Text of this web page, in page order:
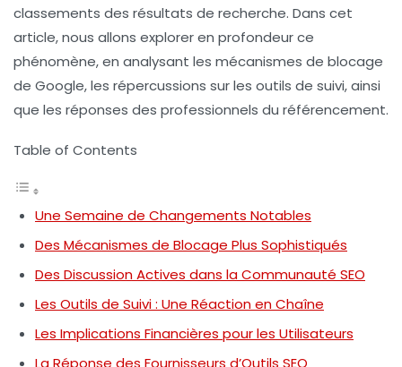
classements des résultats de recherche. Dans cet
article, nous allons explorer en profondeur ce
phénomène, en analysant les mécanismes de blocage
de Google, les répercussions sur les outils de suivi, ainsi
que les réponses des professionnels du référencement.
Table of Contents
Une Semaine de Changements Notables
Des Mécanismes de Blocage Plus Sophistiqués
Des Discussion Actives dans la Communauté SEO
Les Outils de Suivi : Une Réaction en Chaîne
Les Implications Financières pour les Utilisateurs